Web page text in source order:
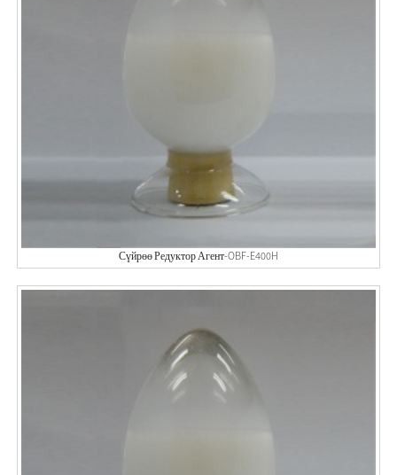
Сүйрөө Редуктор Агент-OBF-E400H